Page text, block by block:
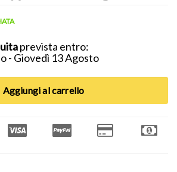
prevista entro:
- Giovedì 13 Agosto
Aggiungi al carrello